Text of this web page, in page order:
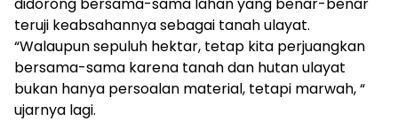
teruji keabsahannya sebagai tanah ulayat.
“Walaupun sepuluh hektar, tetap kita perjuangkan
bersama-sama karena tanah dan hutan ulayat
bukan hanya persoalan material, tetapi marwah, “
ujarnya lagi.